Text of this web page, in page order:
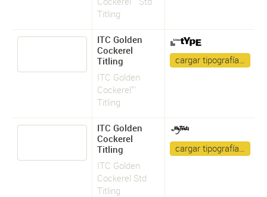
Titling
ITC Golden
Cockerel
Titling
ITC Golden
Cockerel™
Titling
cargar tipografía…
ITC Golden
Cockerel
Titling
ITC Golden
Cockerel Std
Titling
cargar tipografía…